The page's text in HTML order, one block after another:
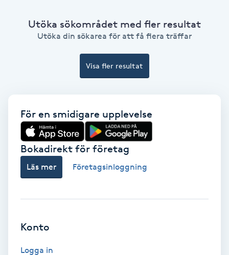
Damklippning
Enzympeeling
Extensions
Face framing
Utöka sökområdet med fler resultat
Utöka din sökarea för att få flera träffar
Visa fler resultat
För en smidigare upplevelse
Bokadirekt för företag
Läs mer Företagsinloggning
Konto
Logga in